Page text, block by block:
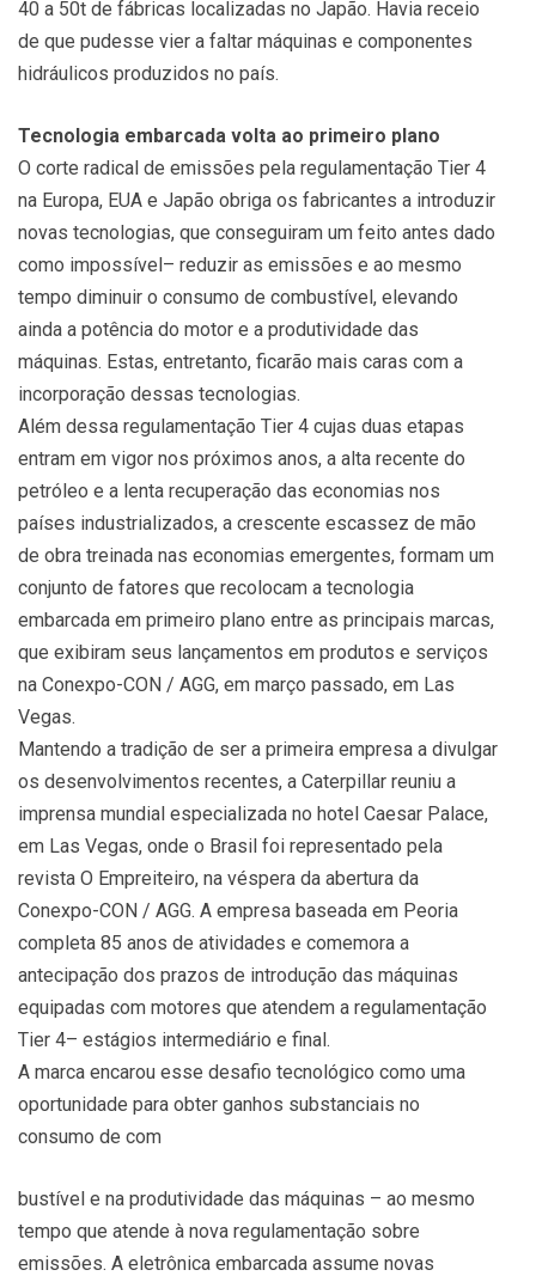
40 a 50t de fábricas localizadas no Japão. Havia receio
de que pudesse vier a faltar máquinas e componentes
hidráulicos produzidos no país.
Tecnologia embarcada volta ao primeiro plano
O corte radical de emissões pela regulamentação Tier 4
na Europa, EUA e Japão obriga os fabricantes a introduzir
novas tecnologias, que conseguiram um feito antes dado
como impossível– reduzir as emissões e ao mesmo
tempo diminuir o consumo de combustível, elevando
ainda a potência do motor e a produtividade das
máquinas. Estas, entretanto, ficarão mais caras com a
incorporação dessas tecnologias.
Além dessa regulamentação Tier 4 cujas duas etapas
entram em vigor nos próximos anos, a alta recente do
petróleo e a lenta recuperação das economias nos
países industrializados, a crescente escassez de mão
de obra treinada nas economias emergentes, formam um
conjunto de fatores que recolocam a tecnologia
embarcada em primeiro plano entre as principais marcas,
que exibiram seus lançamentos em produtos e serviços
na Conexpo-CON / AGG, em março passado, em Las
Vegas.
Mantendo a tradição de ser a primeira empresa a divulgar
os desenvolvimentos recentes, a Caterpillar reuniu a
imprensa mundial especializada no hotel Caesar Palace,
em Las Vegas, onde o Brasil foi representado pela
revista O Empreiteiro, na véspera da abertura da
Conexpo-CON / AGG. A empresa baseada em Peoria
completa 85 anos de atividades e comemora a
antecipação dos prazos de introdução das máquinas
equipadas com motores que atendem a regulamentação
Tier 4– estágios intermediário e final.
A marca encarou esse desafio tecnológico como uma
oportunidade para obter ganhos substanciais no
consumo de com
bustível e na produtividade das máquinas – ao mesmo
tempo que atende à nova regulamentação sobre
emissões. A eletrônica embarcada assume novas